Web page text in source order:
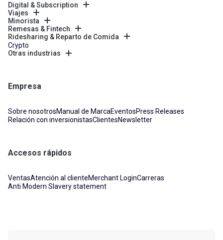
Digital & Subscription
Viajes
Minorista
Remesas & Fintech
Ridesharing & Reparto de Comida
Crypto
Otras industrias
Empresa
Sobre nosotrosManual de MarcaEventosPress Releases
Relación con inversionistasClientesNewsletter
Accesos rápidos
VentasAtención al clienteMerchant LoginCarreras
Anti Modern Slavery statement